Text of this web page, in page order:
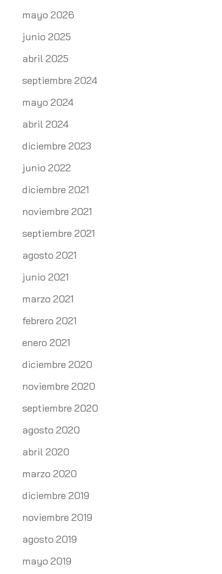
mayo 2026
junio 2025
abril 2025
septiembre 2024
mayo 2024
abril 2024
diciembre 2023
junio 2022
diciembre 2021
noviembre 2021
septiembre 2021
agosto 2021
junio 2021
marzo 2021
febrero 2021
enero 2021
diciembre 2020
noviembre 2020
septiembre 2020
agosto 2020
abril 2020
marzo 2020
diciembre 2019
noviembre 2019
agosto 2019
mayo 2019